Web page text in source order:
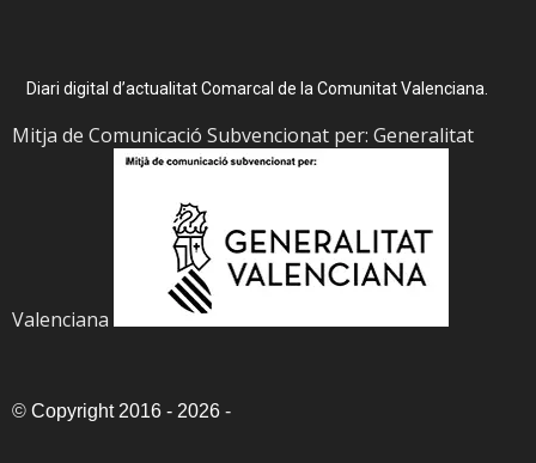
Diari digital d’actualitat Comarcal de la Comunitat Valenciana.
Mitja de Comunicació Subvencionat per: Generalitat
Valenciana
© Copyright 2016 - 2026 -